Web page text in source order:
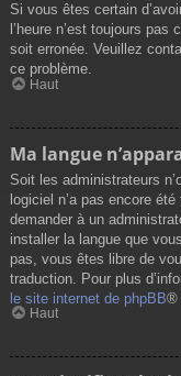
Si vous êtes certain
l’heure n’est toujours
soit erronée. Veuillez
ce problème.
Haut
Ma langue
Soit les administrateurs
logiciel n’a pas encore
demander à un
installer la langue que
pas, vous êtes libre de
traduction. Pour plus
le site internet de phpBB®
Haut